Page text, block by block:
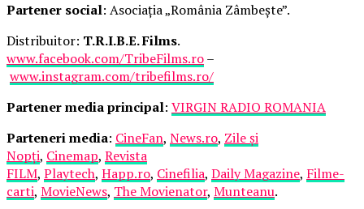
Partener social: Asociația „România Zâmbește”.
Distribuitor: T.R.I.B.E. Films.
www.facebook.com/TribeFilms.ro–
www.instagram.com/tribefilms.ro/
Partener media principal: VIRGIN RADIO ROMANIA
Parteneri media: CineFan, News.ro, Zile și
Nopți, Cinemap, Revista
FILM, Playtech, Happ.ro, Cinefilia, Daily Magazine, Filme-
carti, MovieNews, The Movienator, Munteanu.